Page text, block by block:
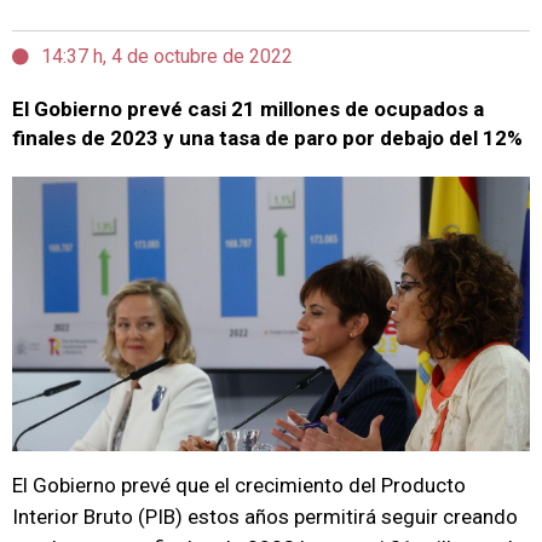
14:37 h, 4 de octubre de 2022
El Gobierno prevé casi 21 millones de ocupados a
finales de 2023 y una tasa de paro por debajo del 12%
El Gobierno prevé que el crecimiento del Producto
Interior Bruto (PIB) estos años permitirá seguir creando